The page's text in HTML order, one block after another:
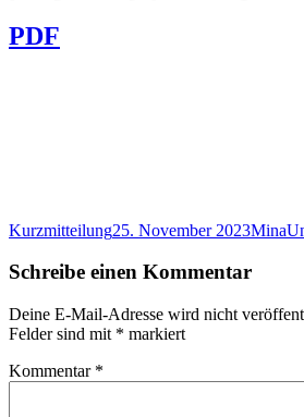
PDF
Format
KurzmitteilungVeröffentlicht
25. November 2023Autor
Mina
Schreibe einen Kommentar
Deine E-Mail-Adresse wird nicht
Felder sind mit * markiert
Kommentar *